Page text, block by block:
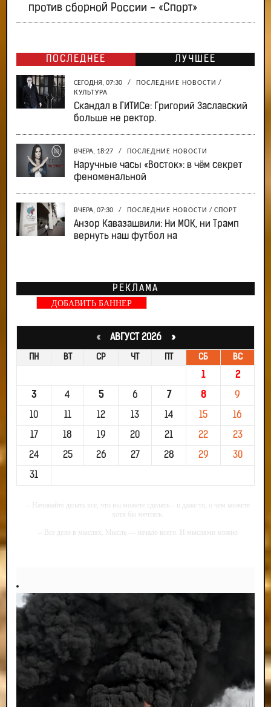
против сборной России - «Спорт»
ПОСЛЕДНЕЕ ЛУЧШЕЕ
СЕГОДНЯ, 07:30 / ПОСЛЕДНИЕ НОВОСТИ /
КУЛЬТУРА
Скандал в ГИТИСе: Григорий Заславский
больше не ректор.
ВЧЕРА, 18:27 / ПОСЛЕДНИЕ НОВОСТИ
Наручные часы «Восток»: в чём секрет
феноменальной
ВЧЕРА, 07:30 / ПОСЛЕДНИЕ НОВОСТИ / СПОРТ
Анзор Кавазашвили: Ни МОК, ни Трамп
вернуть наш футбол на
РЕКЛАМА
ДОБАВИТЬ БАННЕР
«АВГУСТ 2026 »
ПН ВТ СР ЧТ ПТ СБ ВС
1 2
3 4 5 6 7 8 9
10 11 12 13 14 15 16
17 18 19 20 21 22 23
24 25 26 27 28 29 30
31
-- Начинайте делать все, что вы можете сделать – и даже то, о чем можете
хотя бы мечтать.
-- Все дело в мыслях. Мысль — начало всего. И мыслями можно
-- Самое большое богатство — это ум. Самая большая нищета — глупость.
Из всех страхов самый пугающий — самолюбование.
-- Лучшее, что можно сделать с хорошим советом, это пропустить его
мимо ушей. Он никогда не бывает полезен никому, кроме того, кто его дал.
-- Люблю давать советы и очень не люблю, когда их дают мне.